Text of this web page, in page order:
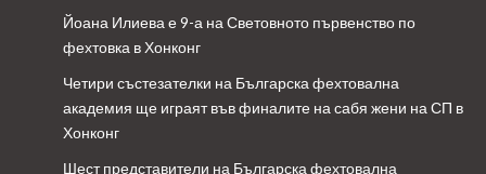
Йоана Илиева е 9-а на Световното първенство по
фехтовка в Хонконг
Четири състезателки на Българска фехтовална
академия ще играят във финалите на сабя жени на СП в
Хонконг
Шест представители на Българска фехтовална